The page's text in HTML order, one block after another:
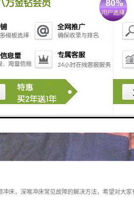
冲床，深喉冲床常见故障的解决方法，希望对大